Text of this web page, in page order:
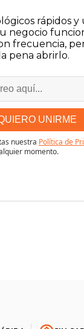
rápidos y
negocio
frecuencia,
pena abrirlo.